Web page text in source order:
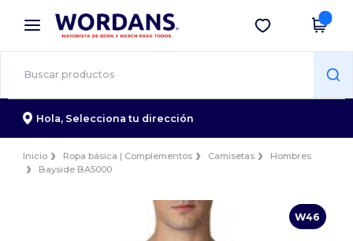
× App de Wordans
¡Mejores precios en app!
Descargar app
Hola, Selecciona tu dirección
Inicio Ropa básica | Complementos Camisetas
Hombres
Bayside BA5000
W46